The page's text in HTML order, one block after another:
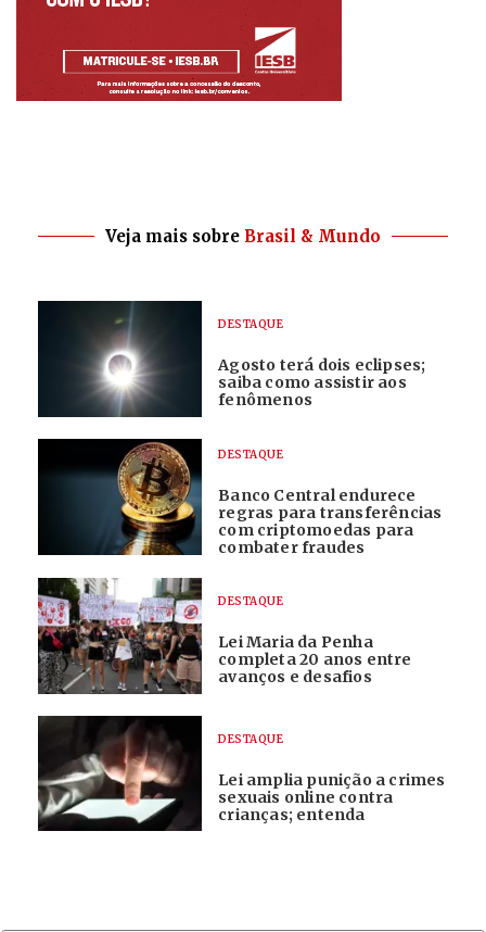
Veja mais sobre Brasil & Mundo
DESTAQUE
Agosto terá dois eclipses;
saiba como assistir aos
fenômenos
DESTAQUE
Banco Central endurece
regras para transferências
com criptomoedas para
combater fraudes
DESTAQUE
Lei Maria da Penha
completa 20 anos entre
avanços e desafios
DESTAQUE
Lei amplia punição a crimes
sexuais online contra
crianças; entenda